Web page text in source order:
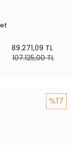
89.271,09 TL
107.125,00 TL
%17